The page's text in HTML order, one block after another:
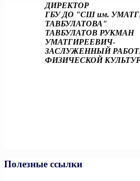
ДИРЕКТОР
ГБУ ДО "СШ им.
ТАВБУЛАТОВА"
ТАВБУЛАТОВ РУКМАН
УМАТГИРЕЕВИЧ-
ЗАСЛУЖЕННЫЙ
ФИЗИЧЕСКОЙ
Полезные ссылки